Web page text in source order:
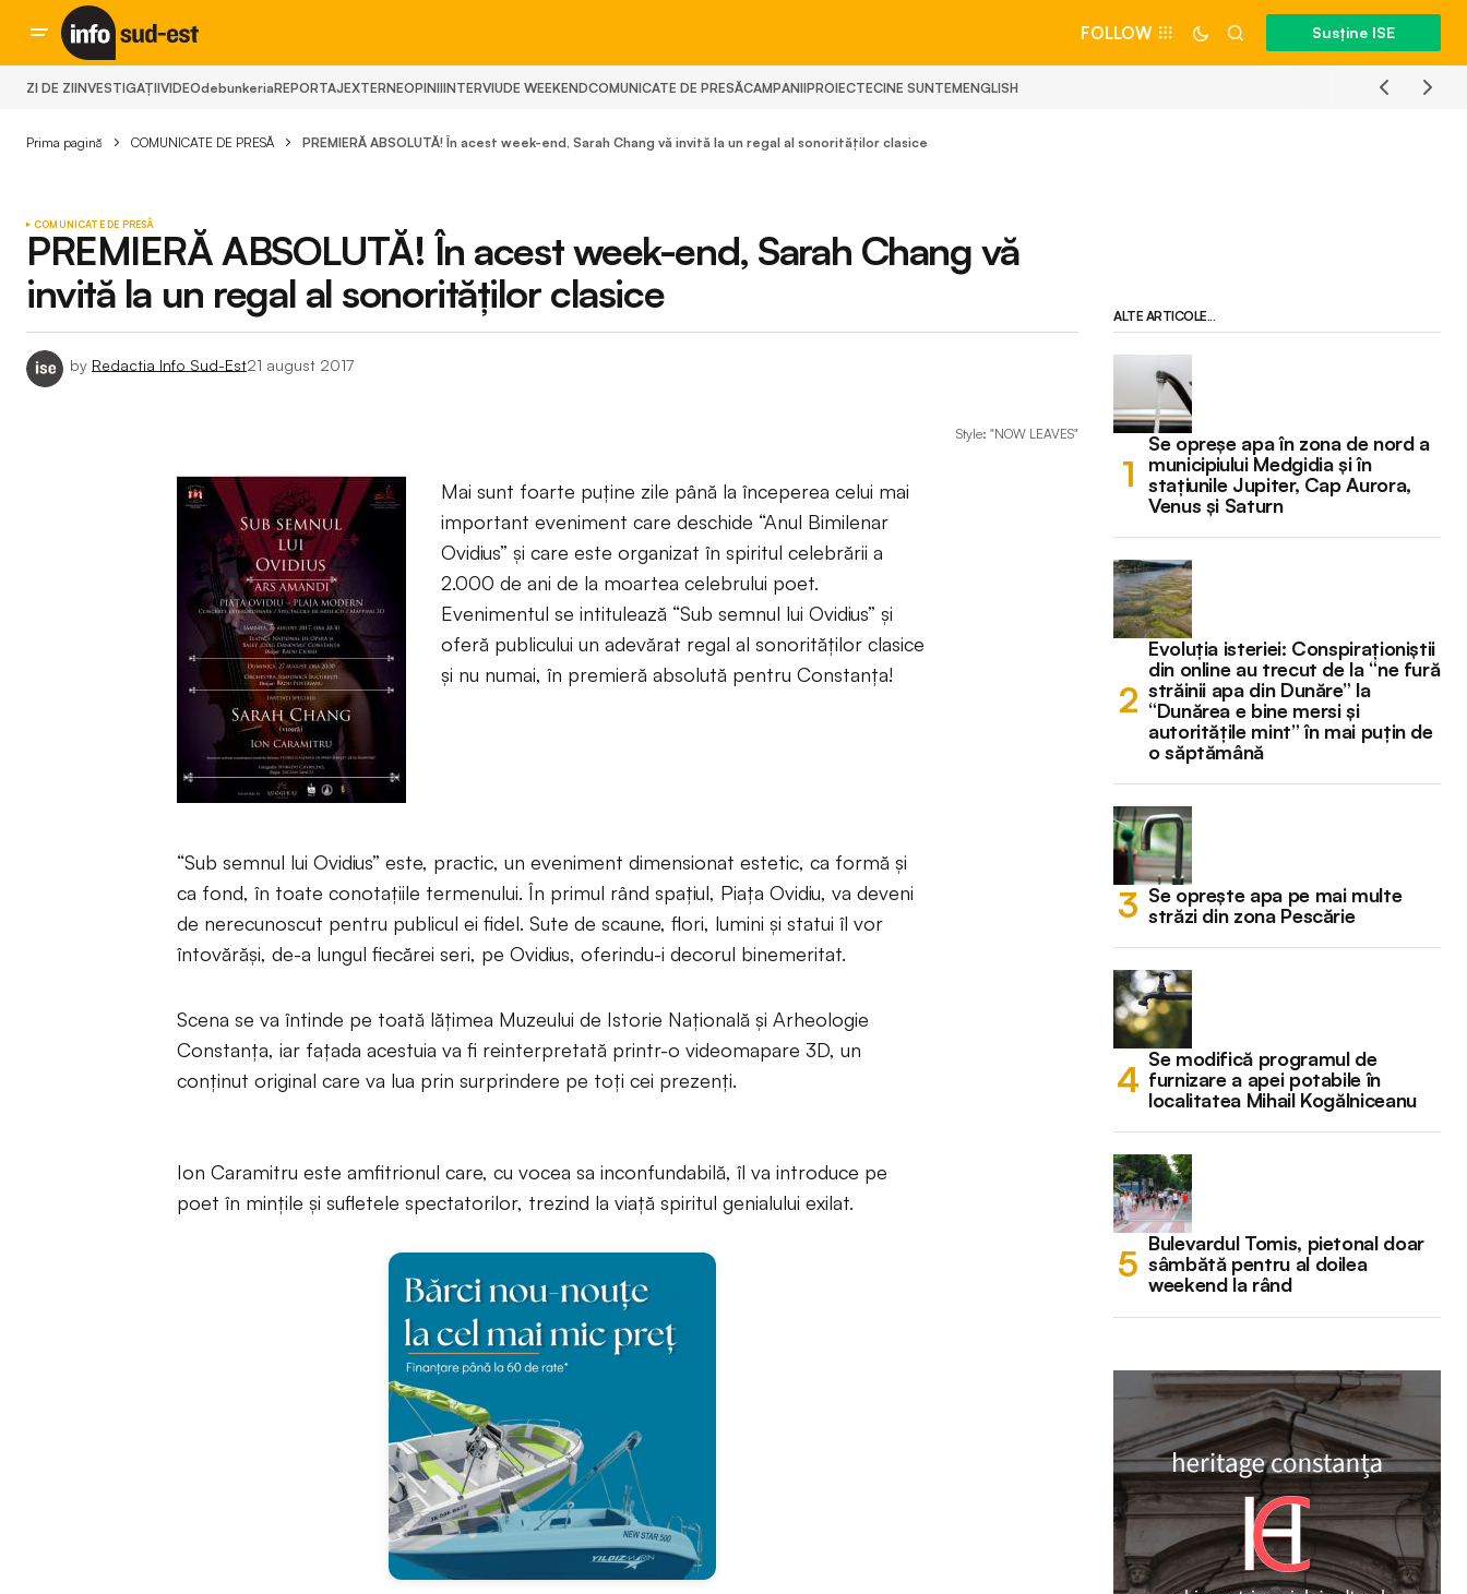
FOLLOW Susține ISE
ZI DE ZIINVESTIGAȚIIVIDEOdebunkeriaREPORTAJEXTERNEOPINIIINTERVIUDE WEEKENDCOMUNICATE DE PRESĂCAMPANIIPROIECTECINE SUNTEMENGLISH
Prima pagină COMUNICATE DE PRESĂ PREMIERĂ ABSOLUTĂ! În acest week-end, Sarah Chang vă invită la un regal al sonorităţilor clasice
COMUNICATE DE PRESĂ
PREMIERĂ ABSOLUTĂ! În acest week-end, Sarah Chang vă
invită la un regal al sonorităţilor clasice
by Redactia Info Sud-Est21 august 2017
Style: "NOW LEAVES"
Mai sunt foarte puţine zile până la începerea celui mai
important eveniment care deschide “Anul Bimilenar
Ovidius” şi care este organizat în spiritul celebrării a
2.000 de ani de la moartea celebrului poet.
Evenimentul se intitulează “Sub semnul lui Ovidius” şi
oferă publicului un adevărat regal al sonorităţilor clasice
şi nu numai, în premieră absolută pentru Constanţa!
“Sub semnul lui Ovidius” este, practic, un eveniment dimensionat estetic, ca formă şi
ca fond, în toate conotaţiile termenului. În primul rând spaţiul, Piaţa Ovidiu, va deveni
de nerecunoscut pentru publicul ei fidel. Sute de scaune, flori, lumini şi statui îl vor
întovărăşi, de-a lungul fiecărei seri, pe Ovidius, oferindu-i decorul binemeritat.
Scena se va întinde pe toată lăţimea Muzeului de Istorie Naţională şi Arheologie
Constanţa, iar faţada acestuia va fi reinterpretată printr-o videomapare 3D, un
conţinut original care va lua prin surprindere pe toţi cei prezenţi.
Ion Caramitru este amfitrionul care, cu vocea sa inconfundabilă, îl va introduce pe
poet în minţile şi sufletele spectatorilor, trezind la viaţă spiritul genialului exilat.
ALTE ARTICOLE...
Se opreșe apa în zona de nord a
municipiului Medgidia și în
stațiunile Jupiter, Cap Aurora,
Venus și Saturn
Evoluția isteriei: Conspiraționiștii
din online au trecut de la “ne fură
străinii apa din Dunăre” la
“Dunărea e bine mersi și
autoritățile mint” în mai puțin de
o săptămână
Se oprește apa pe mai multe
străzi din zona Pescărie
Se modifică programul de
furnizare a apei potabile în
localitatea Mihail Kogălniceanu
Bulevardul Tomis, pietonal doar
sâmbătă pentru al doilea
weekend la rând